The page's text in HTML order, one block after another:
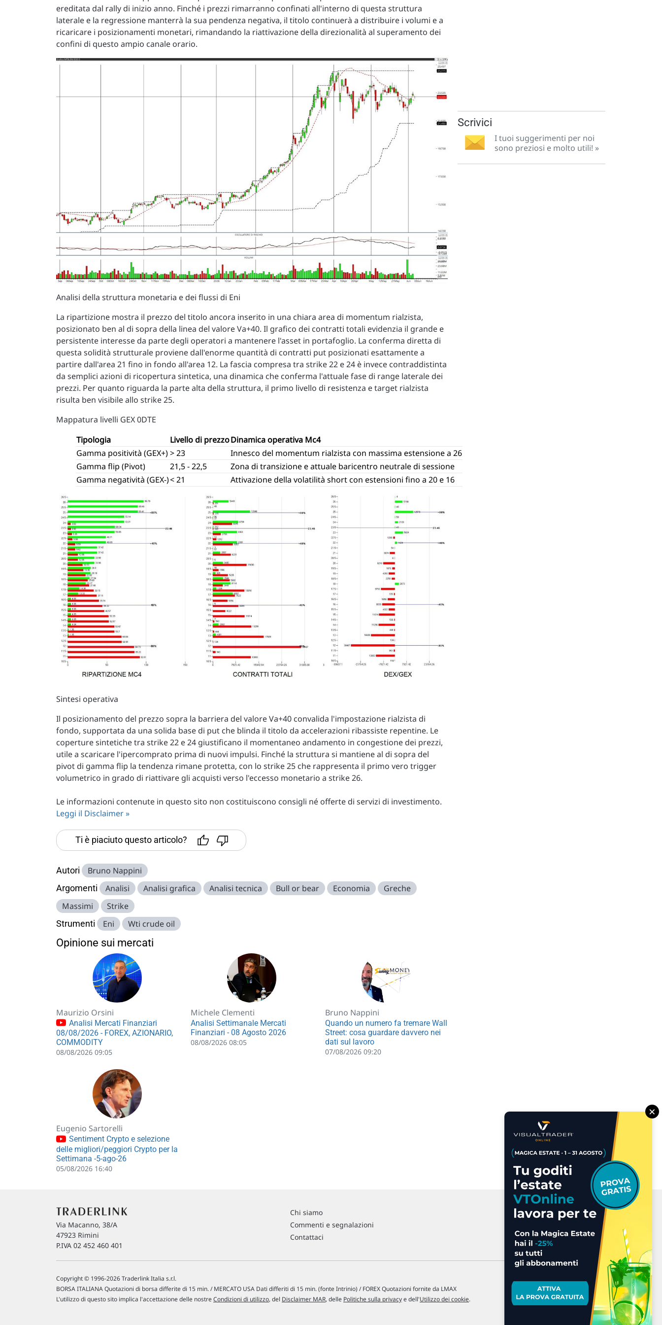
ereditata dal rally di inizio anno. Finché i prezzi rimarranno confinati all'interno di questa struttura
laterale e la regressione manterrà la sua pendenza negativa, il titolo continuerà a distribuire i volumi e a
ricaricare i posizionamenti monetari, rimandando la riattivazione della direzionalità al superamento dei
confini di questo ampio canale orario.
Analisi della struttura monetaria e dei flussi di Eni
La ripartizione mostra il prezzo del titolo ancora inserito in una chiara area di momentum rialzista,
posizionato ben al di sopra della linea del valore Va+40. Il grafico dei contratti totali evidenzia il grande e
persistente interesse da parte degli operatori a mantenere l'asset in portafoglio. La conferma diretta di
questa solidità strutturale proviene dall'enorme quantità di contratti put posizionati esattamente a
partire dall'area 21 fino in fondo all'area 12. La fascia compresa tra strike 22 e 24 è invece contraddistinta
da semplici azioni di ricopertura sintetica, una dinamica che conferma l'attuale fase di range laterale dei
prezzi. Per quanto riguarda la parte alta della struttura, il primo livello di resistenza e target rialzista
risulta ben visibile allo strike 25.
Mappatura livelli GEX 0DTE
Tipologia
Livello di prezzoDinamica operativa Mc4
Gamma positività (GEX+)> 23
Innesco del momentum rialzista con massima estensione a 26
Gamma flip (Pivot)
21,5 - 22,5
Zona di transizione e attuale baricentro neutrale di sessione
Gamma negatività (GEX-)< 21 Attivazione della volatilità short con estensioni fino a 20 e 16
Sintesi operativa
Il posizionamento del prezzo sopra la barriera del valore Va+40 convalida l'impostazione rialzista di
fondo, supportata da una solida base di put che blinda il titolo da accelerazioni ribassiste repentine. Le
coperture sintetiche tra strike 22 e 24 giustificano il momentaneo andamento in congestione dei prezzi,
utile a scaricare l'ipercomprato prima di nuovi impulsi. Finché la struttura si mantiene al di sopra del
pivot di gamma flip la tendenza rimane protetta, con lo strike 25 che rappresenta il primo vero trigger
volumetrico in grado di riattivare gli acquisti verso l'eccesso monetario a strike 26.
Le informazioni contenute in questo sito non costituiscono consigli né offerte di servizi di investimento.
Leggi il Disclaimer »
Ti è piaciuto questo articolo?
Autori Bruno Nappini
Argomenti Analisi Analisi grafica Analisi tecnica Bull or bear Economia
Greche
Massimi
Strike
Strumenti Eni Wti crude oil
Opinione sui mercati
Maurizio Orsini
Analisi Mercati Finanziari
08/08/2026 - FOREX, AZIONARIO,
COMMODITY
08/08/2026 09:05
Michele Clementi
Analisi Settimanale Mercati
Finanziari - 08 Agosto 2026
08/08/2026 08:05
Bruno Nappini
Quando un numero fa tremare Wall
Street: cosa guardare davvero nei
dati sul lavoro
07/08/2026 09:20
Eugenio Sartorelli
Sentiment Crypto e selezione
delle migliori/peggiori Crypto per la
Settimana -5-ago-26
05/08/2026 16:40
Scrivici
I tuoi suggerimenti per noi
sono preziosi e molto utili! »
Via Macanno, 38/A
47923 Rimini
P.IVA 02 452 460 401
Chi siamo
Commenti e segnalazioni
Contattaci
Copyright © 1996-2026 Traderlink Italia s.r.l.
BORSA ITALIANA Quotazioni di borsa differite di 15 min. / MERCATO USA Dati differiti di 15 min. (fonte Intrinio) / FOREX Quotazioni fornite da LMAX
L'utilizzo di questo sito implica l'accettazione delle nostreCondizioni di utilizzo, del Disclaimer MAR, delle Politiche sulla privacye dell'Utilizzo dei cookie.
×